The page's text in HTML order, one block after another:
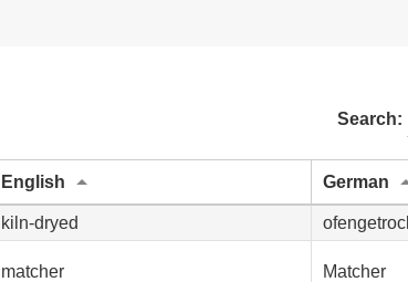
Search:
English German
kiln-dryed
matcher Matcher